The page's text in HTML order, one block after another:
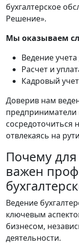
бухгалтерское
Решение».
Мы оказываем
Ведение
Расчет и
Кадровый
Доверив нам
сосредоточиться
отвлекаясь на
Почему
важен
Ведение
ключевым
бизнесом,
деятельности.